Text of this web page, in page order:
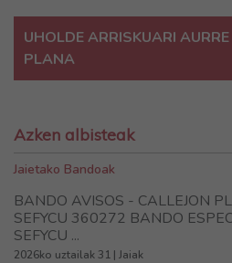
UHOLDE ARRISKUARI
PLANA
Azken albisteak
Jaietako Bandoak
BANDO AVISOS - CALLEJON
SEFYCU 360272 BANDO
SEFYCU ...
2026ko uztailak 31 | Jaiak